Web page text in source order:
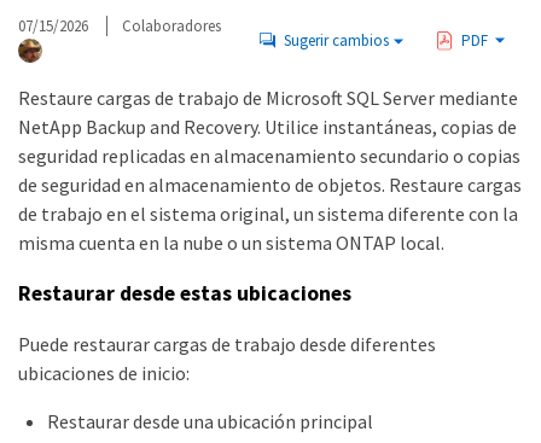
07/15/2026 Colaboradores
Sugerir cambios PDF
Restaure cargas de trabajo de Microsoft SQL Server mediante
NetApp Backup and Recovery. Utilice instantáneas, copias de
seguridad replicadas en almacenamiento secundario o copias
de seguridad en almacenamiento de objetos. Restaure cargas
de trabajo en el sistema original, un sistema diferente con la
misma cuenta en la nube o un sistema ONTAP local.
Restaurar desde estas ubicaciones
Puede restaurar cargas de trabajo desde diferentes
ubicaciones de inicio:
Restaurar desde una ubicación principal